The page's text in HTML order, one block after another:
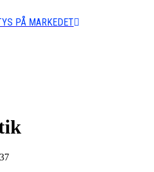
PÅ MARKEDET